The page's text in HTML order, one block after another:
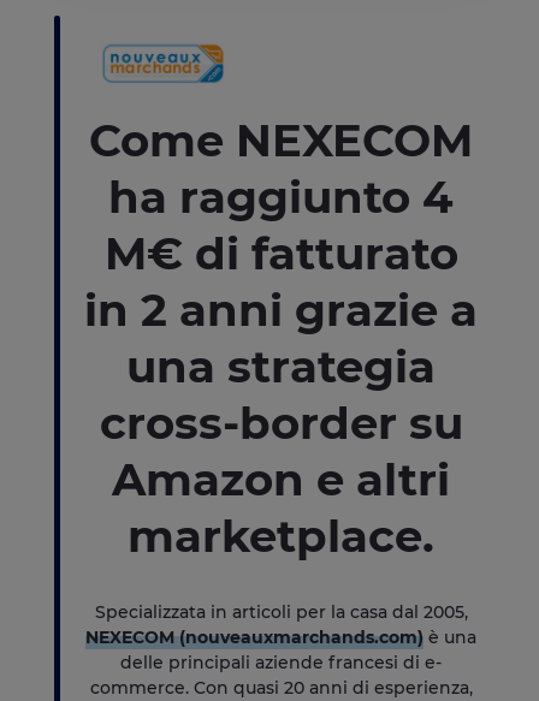
Come NEXECOM
ha raggiunto 4
M€ di fatturato
in 2 anni grazie a
una strategia
cross-border su
Amazon e altri
marketplace.
Specializzata in articoli per la casa dal 2005,
NEXECOM (nouveauxmarchands.com) è una
delle principali aziende francesi di e-
commerce. Con quasi 20 anni di esperienza,